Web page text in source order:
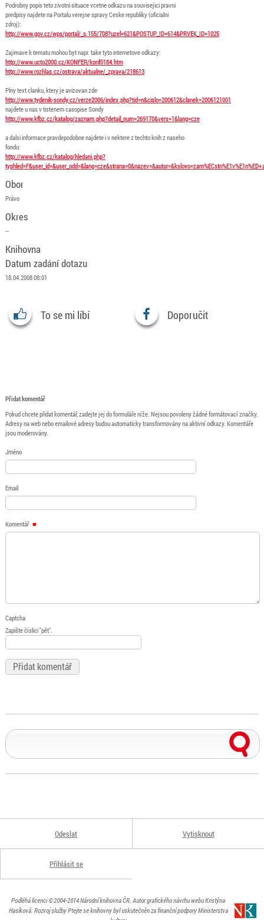
Podrobny popis teto zivotni situace vcetne odkazu na souvisejici pravni
predpisy najdete na Portalu verejne spravy Ceske republiky (oficialni
zdroj):
http://www.gov.cz/wps/portal/_s.155/708?uzel=621&POSTUP_ID=614&PRVEK_ID=1025
Zajimave k tematu mohou byt napr. take tyto internetove odkazy:
http://www.ucto2000.cz/KONFER/konf0184.htm
http://www.rozhlas.cz/ostrava/aktualne/_zprava/218613
Plny text clanku, ktery je avizovan zde
http://www.tydenik-sondy.cz/verze2006/index.php?tid=n&cislo=200612&clanek=2006121001
najdete u nas v tistenem casopise Sondy
http://www.kfbz.cz/katalog/zaznam.php?detail_num=269170&vers=1&lang=cze
a dalsi informace pravdepodobne najdete i v nektere z techto knih z naseho
fondu:
http://www.kfbz.cz/katalog/hledani.php?
Obor
Právo
Okres
--
Knihovna
Datum zadání dotazu
18.04.2008 08:01
To se mi líbí Doporučit
Přidat komentář
Pokud chcete přidat komentář, zadejte jej do formuláře níže. Nejsou povoleny žádné formátovací značky.
Adresy na web nebo emailové adresy budou automaticky transformovány na aktivní odkazy. Komentáře
jsou moderovány.
Jméno
Email
Komentář
Captcha
Zapište číslici "pět".
Odeslat Vytisknout
Přihlásit se
Podléhá licenci© 2004-2014Národní knihovna ČR. Autor grafického návrhu webu Kristýna
Hasíková. Rozvoj služby Ptejte se knihovny byl uskutečněn za finanční podpory Ministerstva